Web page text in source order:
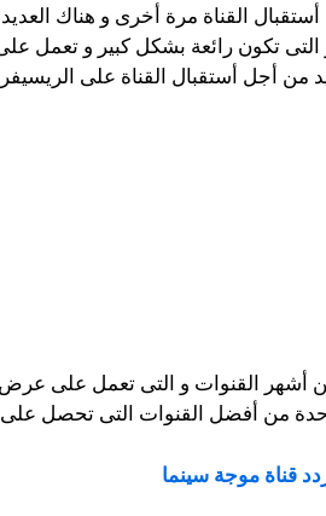
القناة مرة أخرى و هناك
تكون رائعة بشكل كبير و تعمل
من أجل أستقبال القناة على
أشهر القنوات و التى تعمل على
من أفضل القنوات التى تحصل على
قناة موجة سينما